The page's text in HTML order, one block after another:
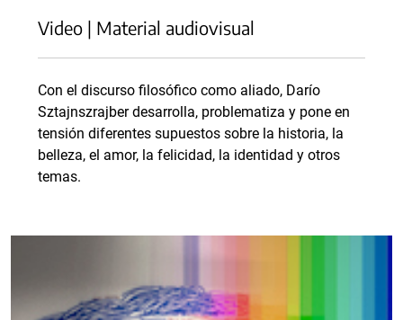
Video | Material audiovisual
Con el discurso filosófico como aliado, Darío
Sztajnszrajber desarrolla, problematiza y pone en
tensión diferentes supuestos sobre la historia, la
belleza, el amor, la felicidad, la identidad y otros
temas.